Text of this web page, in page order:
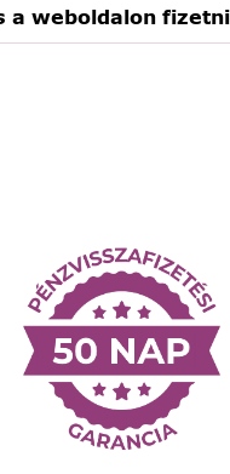
a weboldalon